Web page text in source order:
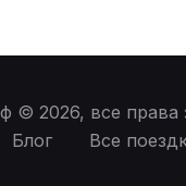
© 2026, все
Блог Все